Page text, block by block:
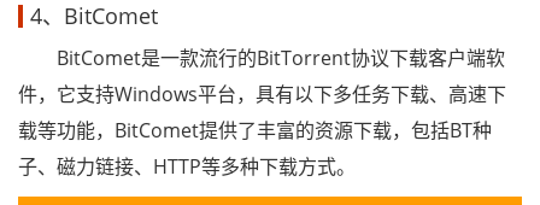
4、BitComet
BitComet是一款流行的BitTorrent协议下载客户端软
件，它支持Windows平台，具有以下多任务下载、高速下
载等功能，BitComet提供了丰富的资源下载，包括BT种
子、磁力链接、HTTP等多种下载方式。